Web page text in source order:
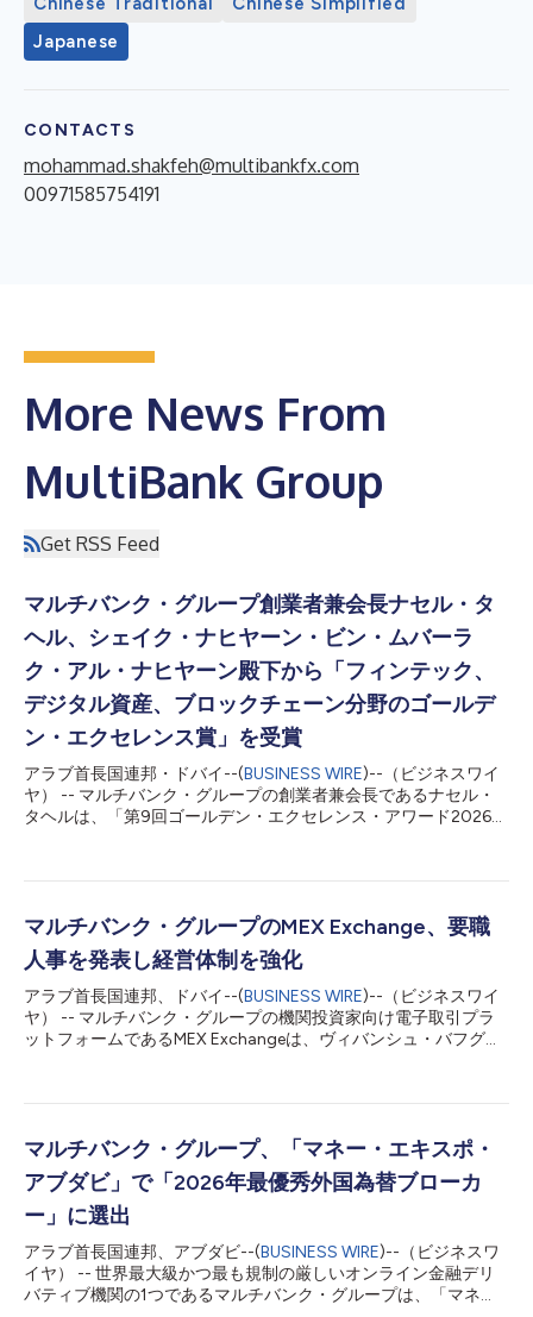
Japanese
CONTACTS
mohammad.shakfeh@multibankfx.com
00971585754191
More News From
MultiBank Group
Get RSS Feed
マルチバンク・グループ創業者兼会長ナセル・タ
ヘル、シェイク・ナヒヤーン・ビン・ムバーラ
ク・アル・ナヒヤーン殿下から「フィンテック、
デジタル資産、ブロックチェーン分野のゴールデ
ン・エクセレンス賞」を受賞
アラブ首長国連邦・ドバイ--(BUSINESS WIRE)--（ビジネスワイ
ヤ） -- マルチバンク・グループの創業者兼会長であるナセル・
タヘルは、「第9回ゴールデン・エクセレンス・アワード2026」
僚であり、寛容・共生大臣を務めるシェイク・ナヒヤーン・ビ
今回の表彰は、マルチバンク・グループが、VARAの規制を受け
る同グループの暗号資産取引所「mb.io」を通じて、規制下のデ
ジタル資産分野への事業拡大を続けていることを示すものです。
顧客はmb.ioを通じて、同グループのグローバル・エコシステム
のユーティリティ・トークン「$MBG」を含む暗号資産の現物取
引のほか、法定通貨と暗号資産をシームレスに相互交換できるオ
ンランプ／オフランプ・ソリューションや、専用のOTCデスクを
マルチバンク・グループのMEX Exchange、要職
人事を発表し経営体制を強化
アラブ首長国連邦、ドバイ--(BUSINESS WIRE)--（ビジネスワイ
ヤ） -- マルチバンク・グループの機関投資家向け電子取引プラ
ットフォームであるMEX Exchangeは、ヴィバンシュ・バフグナ
において世界基準の経営体制を築くという、当社の約束を強化す
の経験を有するバフグナ氏は、アジア太平洋地域において、外国
為替およびデジタル資産市場におけるEMS、OMS、OTC、ECN
技術にまたがる電子取引ソリューションについての広範な専門知
識をMEX Exchangeにもたらします。 ヴィバンシュ氏はそのキャ
リアを通じて、業界で最も著名な機関の数々で上級リーダーシッ
プ職を担いました。最初のキャリアはBloombergで、その後は
TradingScreenでマルチアセット取引のアクセスソリューション
を提供しました。その後、東南アジアでState StreetのCurrenex
マルチバンク・グループ、「マネー・エキスポ・
アブダビ」で「2026年最優秀外国為替ブローカ
ー」に選出
アラブ首長国連邦、アブダビ--(BUSINESS WIRE)--（ビジネスワ
イヤ） -- 世界最大級かつ最も規制の厳しいオンライン金融デリ
バティブ機関の1つであるマルチバンク・グループは、「マネ